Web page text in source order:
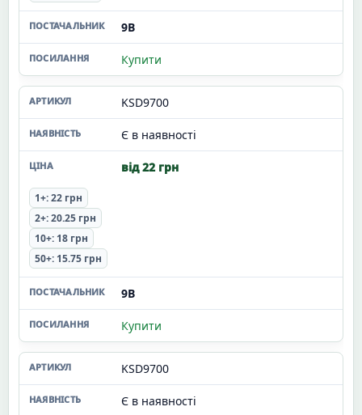
9В
Купити
KSD9700
Є в наявності
від 22 грн
1+: 22 грн
2+: 20.25 грн
10+: 18 грн
50+: 15.75 грн
9В
Купити
KSD9700
Є в наявності